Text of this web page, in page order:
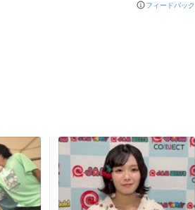
フィードバック